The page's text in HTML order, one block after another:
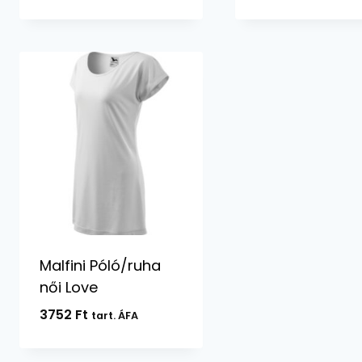
Malfini Póló/ruha
női Love
3752 Ft tart. ÁFA